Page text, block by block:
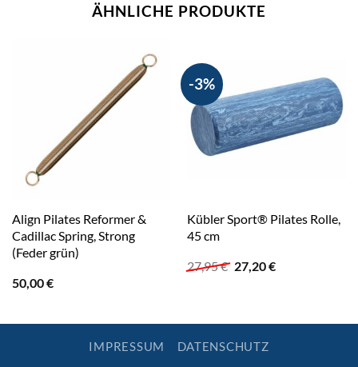
ÄHNLICHE PRODUKTE
Align Pilates Reformer &
Cadillac Spring, Strong
(Feder grün)
50,00€
-3%
Kübler Sport® Pilates Rolle,
45 cm
27,95€ Ursprünglicher
Preis
27,20€Aktueller
IMPRESSUM DATENSCHUTZ